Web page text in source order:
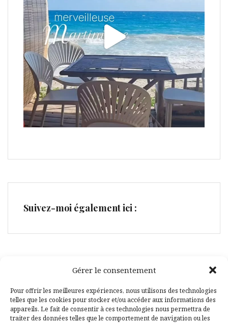
Gérer le consentement
Pour offrir les meilleures expériences, nous utilisons des technologies
telles que les cookies pour stocker et/ou accéder aux informations des
appareils. Le fait de consentir à ces technologies nous permettra de
traiter des données telles que le comportement de navigation ou les
Suivez-moi également ici :
Facebook
Pinterest